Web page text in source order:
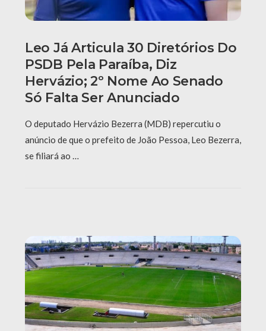
Leo Já Articula 30 Diretórios Do
PSDB Pela Paraíba, Diz
Hervázio; 2º Nome Ao Senado
Só Falta Ser Anunciado
O deputado Hervázio Bezerra (MDB) repercutiu o
anúncio de que o prefeito de João Pessoa, Leo Bezerra,
se filiará ao …